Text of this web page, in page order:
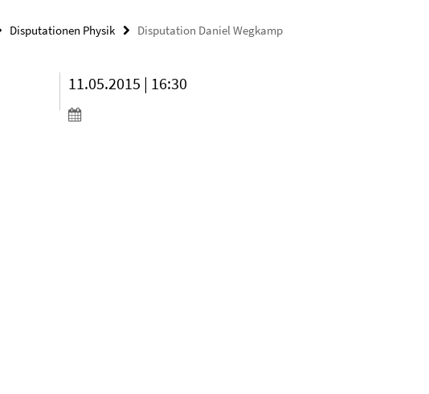
Disputationen Physik Disputation Daniel Wegkamp
11.05.2015 | 16:30